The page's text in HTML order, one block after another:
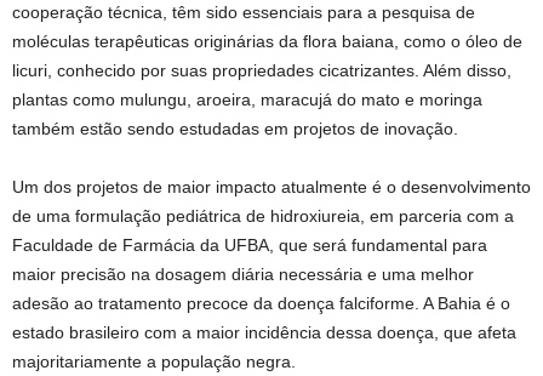
cooperação técnica, têm sido essenciais para a pesquisa de
moléculas terapêuticas originárias da flora baiana, como o óleo de
licuri, conhecido por suas propriedades cicatrizantes. Além disso,
plantas como mulungu, aroeira, maracujá do mato e moringa
também estão sendo estudadas em projetos de inovação.
Um dos projetos de maior impacto atualmente é o desenvolvimento
de uma formulação pediátrica de hidroxiureia, em parceria com a
Faculdade de Farmácia da UFBA, que será fundamental para
maior precisão na dosagem diária necessária e uma melhor
adesão ao tratamento precoce da doença falciforme. A Bahia é o
estado brasileiro com a maior incidência dessa doença, que afeta
majoritariamente a população negra.